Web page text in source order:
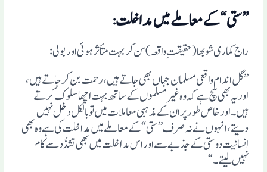
”ستی“ کے معاملے میں مداخلت:
راج کماری شوبھا (حقیقتِ واقعہ) سن کر بہت متأثر ہوئی اور بولی:
”گل اندام واقعی مسلمان جہاں بھی جاتے ہیں، رحمت بن کر جاتے ہیں،
اور یہ بھی سچ ہے کہ وہ غیر مسلموں کے ساتھ بہت اچھا سلوک کرتے
ہیں۔ اور خاص طور پر ان کے مذہبی معاملات میں تو بالکل دخل نہیں
دیتے، انہوں نے نہ صرف ”ستی“ کے معاملے میں مداخلت کی ہے وہ بھی
انسانیت دوستی کے جذبے سے اور اس مداخلت میں بھی تشدُّد سے کام
نہیں لیتے۔“